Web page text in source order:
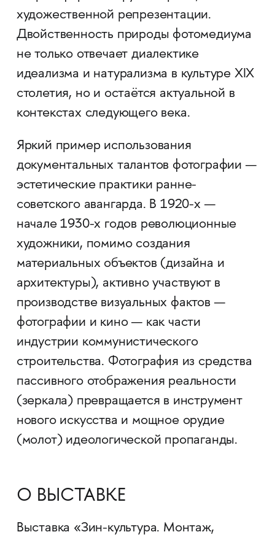
художественной репрезентации.
Двойственность природы фотомедиума
не только отвечает диалектике
идеализма и натурализма в культуре XIX
столетия, но и остаётся актуальной в
контекстах следующего века.
Яркий пример использования
документальных талантов фотографии —
эстетические практики ранне-
советского авангарда. В 1920-х —
начале 1930-х годов революционные
художники, помимо создания
материальных объектов (дизайна и
архитектуры), активно участвуют в
производстве визуальных фактов —
фотографии и кино — как части
индустрии коммунистического
строительства. Фотография из средства
пассивного отображения реальности
(зеркала) превращается в инструмент
нового искусства и мощное орудие
(молот) идеологической пропаганды.
О ВЫСТАВКЕ
Выставка «Зин-культура. Монтаж,